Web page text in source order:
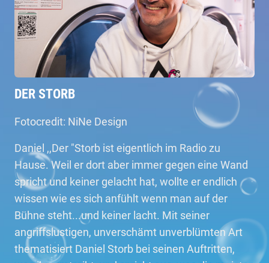
DER STORB
Fotocredit: NiNe Design
Daniel ,,Der "Storb ist eigentlich im Radio zu
Hause. Weil er dort aber immer gegen eine Wand
spricht und keiner gelacht hat, wollte er endlich
wissen wie es sich anfühlt wenn man auf der
Bühne steht...und keiner lacht. Mit seiner
angriffslustigen, unverschämt unverblümten Art
thematisiert Daniel Storb bei seinen Auftritten,